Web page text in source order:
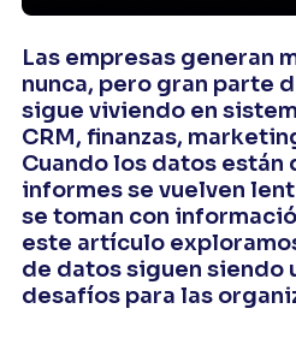
Las empresas generan
nunca, pero gran parte
sigue viviendo en
CRM, finanzas,
Cuando los datos están
informes se vuelven
se toman con
este artículo
de datos siguen siendo
desafíos para las